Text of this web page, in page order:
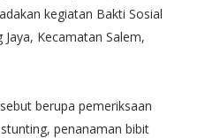
kegiatan Bakti Sosial
Kecamatan Salem,
berupa pemeriksaan
penanaman bibit